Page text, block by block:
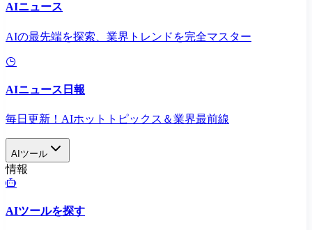
AIニュース
AIの最先端を探索、業界トレンドを完全マスター
AIニュース日報
毎日更新！AIホットトピックス＆業界最前線
AIツール
情報
AIツールを探す